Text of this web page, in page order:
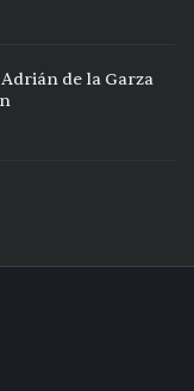
de la Garza